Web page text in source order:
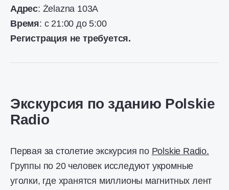
Адрес: Żelazna 103A
Время: с 21:00 до 5:00
Регистрация не требуется.
Экскурсия по зданию Polskie
Radio
Первая за столетие экскурсия по Polskie Radio.
Группы по 20 человек исследуют укромные
уголки, где хранятся миллионы магнитных лент